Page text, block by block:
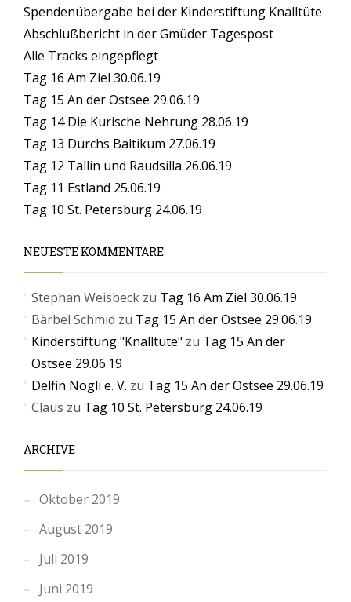
Spendenübergabe bei der Kinderstiftung Knalltüte
Abschlußbericht in der Gmüder Tagespost
Alle Tracks eingepflegt
Tag 16 Am Ziel 30.06.19
Tag 15 An der Ostsee 29.06.19
Tag 14 Die Kurische Nehrung 28.06.19
Tag 13 Durchs Baltikum 27.06.19
Tag 12 Tallin und Raudsilla 26.06.19
Tag 11 Estland 25.06.19
Tag 10 St. Petersburg 24.06.19
NEUESTE KOMMENTARE
Stephan Weisbeck zu Tag 16 Am Ziel 30.06.19
Bärbel Schmid zu Tag 15 An der Ostsee 29.06.19
Kinderstiftung "Knalltüte" zu Tag 15 An der
Ostsee 29.06.19
Delfin Nogli e. V. zu Tag 15 An der Ostsee 29.06.19
Claus zu Tag 10 St. Petersburg 24.06.19
ARCHIVE
Oktober 2019
August 2019
Juli 2019
Juni 2019